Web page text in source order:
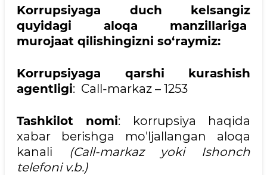
Korrupsiyaga duch kelsangiz
quyidagi aloqa manzillariga
murojaat qilishingizni so‘raymiz:
Korrupsiyaga qarshi kurashish
agentligi: Call-markaz – 1253
Tashkilot nomi: korrupsiya haqida
xabar berishga mo'ljallangan aloqa
kanali (Call-markaz yoki Ishonch
telefoni v.b.)